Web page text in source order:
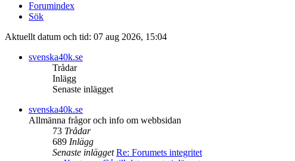
Forumindex
Sök
Aktuellt datum och tid: 07 aug 2026, 15:04
svenska40k.se
Trådar
Inlägg
Senaste inlägget
svenska40k.se
Allmänna frågor och info om webbsidan
73 Trådar
689 Inlägg
Senaste inlägget Re: Forumets integritet